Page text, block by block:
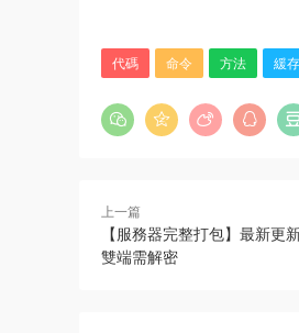
代碼 命令 方法 緩存
上一篇
【服務器完整打包】最新更
雙端需解密